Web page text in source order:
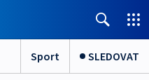
Sport SLEDOVAT